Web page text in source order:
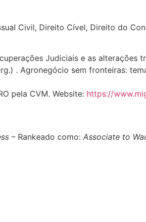
Civil, Direito Cível, Direito do
Judiciais e as alterações
. Agronegócio sem fronteiras:
pela CVM. Website: https://
– Rankeado como: Associate to